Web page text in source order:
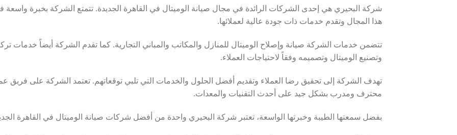
شركة البحيري هي إحدى الشركات الرائدة في مجال صيانة الوميتال في القاهرة الجديدة. تتمتع الشركة بخبرة واسعة
هذا المجال وتقدم خدمات ذات جودة عالية لعملائها.
تتضمن خدمات الشركة صيانة وإصلاح الوميتال للمنازل والمكاتب والمباني التجارية. كما تقدم الشركة أيضاً خدمات
وتصنيع الوميتال وتصميمه وفقاً لاحتياجات العملاء.
تهدف الشركة إلى تحقيق رضا العملاء وتقديم أفضل الحلول والخدمات التي تلبي توقعاتهم. تعتمد الشركة على فريق
محترف ومدرب بشكل جيد على أحدث التقنيات والمعدات.
بفضل سمعتها الطيبة وخبرتها الواسعة، تعتبر شركة البحيري واحدة من أفضل شركات صيانة الوميتال في القاهرة